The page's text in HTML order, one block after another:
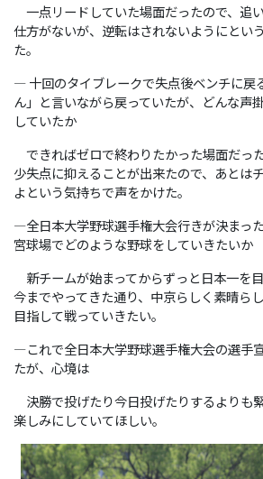
一点リードしていた場面だったので、追
仕方がないが、逆転はされないようにとい
た。
― 十回のタイブレークで失点後ベンチに戻
ん」と言いながら戻っていたが、どんな声
していたか
できればゼロで終わりたかった場面だっ
少失点に抑えることが出来たので、あとは
よという気持ちで声をかけた。
―全日本大学野球選手権大会行きが決まっ
宮球場でどのような野球をしていきたいか
新チームが始まってからずっと日本一を目
今までやってきた通り、中京らしく素晴ら
目指して戦っていきたい。
―これで全日本大学野球選手権大会の選手
たが、心境は
決勝で投げたり今日投げたりするよりも
楽しみにしていてほしい。